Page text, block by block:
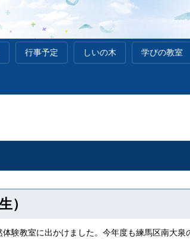
行事予定 しいの木 学びの教室
）
験教室に出かけました。今年度も練馬区南大